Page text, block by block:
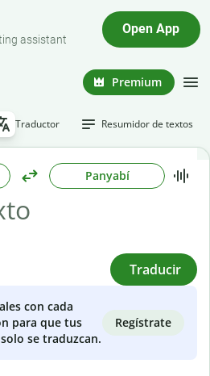
assistant
Open App
Premium
Traductor Resumidor de textos
Panyabí
Traducir
con cada
para que tus
se traduzcan.
Regístrate